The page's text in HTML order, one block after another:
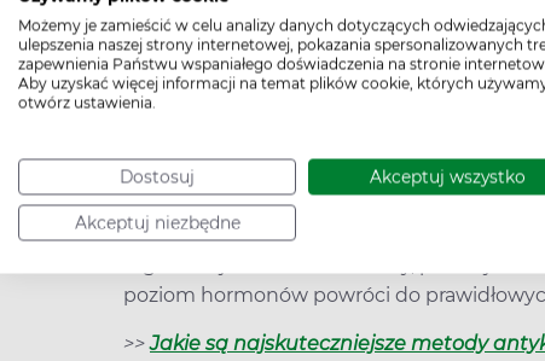
Możemy je zamieścić w celu analizy danych dotyczących
ulepszenia naszej strony internetowej, pokazania spersonalizowanych
zapewnienia Państwu wspaniałego doświadczenia na stronie
Aby uzyskać więcej informacji na temat plików cookie, których
otwórz ustawienia.
Dostosuj Akceptuj wszystko
Akceptuj niezbędne
narażamy się na ryzyko niechcianej ciąży.
skuteczny, ale również szkodliwy, jeśli
hormonalnawpływa na organizm kobiety,
się wyjątkową okazją i niską ceną. Poza
nawet młode dziewczyny mogą sobie na
Jeśli w trakcie ich stosowania zaczną
skonsultować się ze specjalistą. Nigdy nie
cyklu, gdyż może to doprowadzić do
organizm jest bardzo wrażliwy, późniejsze
poziom hormonów powróci do
>>Jakie są najskuteczniejsze metody